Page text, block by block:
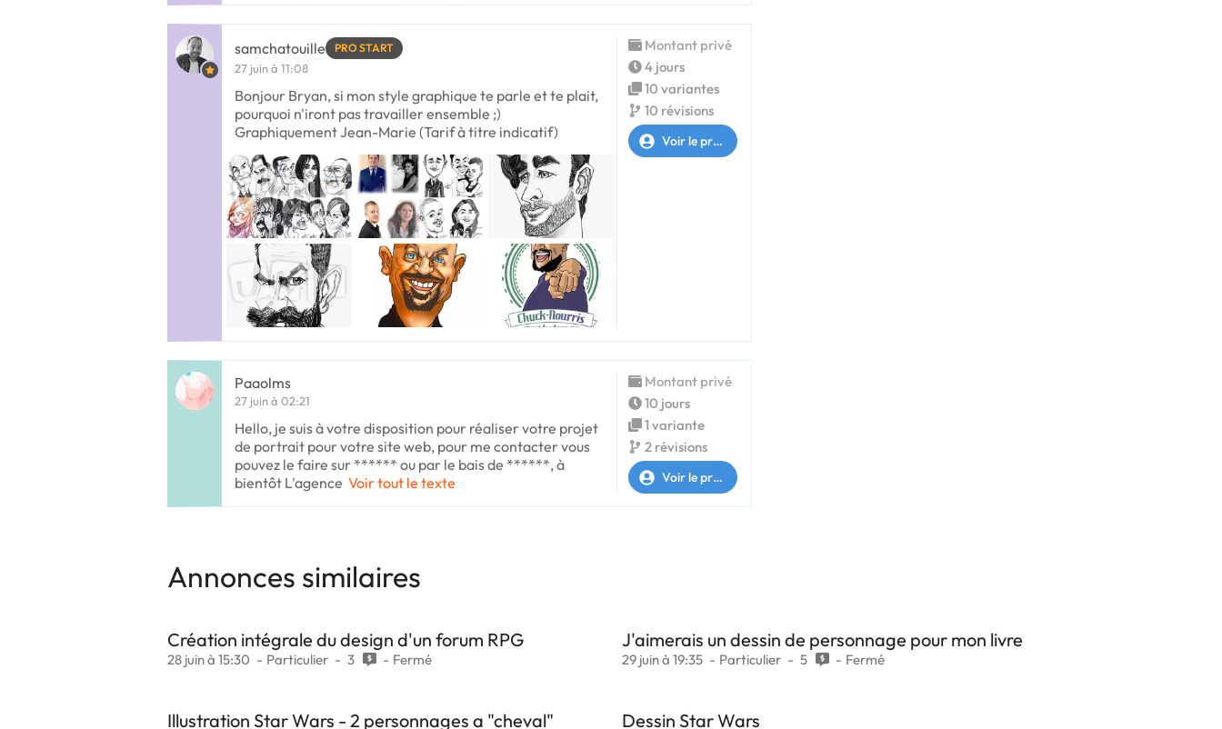
samchatouille PRO START
27 juin à 11:08
Bonjour Bryan, si mon style graphique te parle et te plait,
pourquoi n'iront pas travailler ensemble ;)
Graphiquement Jean-Marie (Tarif à titre indicatif)
Montant privé
4 jours
10 variantes
10 révisions
Voir le profil
Paaolms
27 juin à 02:21
Hello, je suis à votre disposition pour réaliser votre projet
de portrait pour votre site web, pour me contacter vous
pouvez le faire sur ****** ou par le bais de ******, à
bientôt L'agence Voir tout le texte
Montant privé
10 jours
1 variante
2 révisions
Voir le profil
Annonces similaires
Création intégrale du design d'un forum RPG
28 juin à 15:30 Particulier 3 Fermé
J'aimerais un dessin de personnage pour mon livre
29 juin à 19:35 Particulier 5 Fermé
Illustration Star Wars - 2 personnages a "cheval" Dessin Star Wars